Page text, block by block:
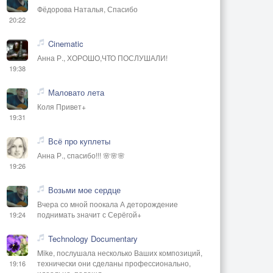
20:22
Фёдорова Наталья, Спасибо
19:38
Cinematic
Анна Р., ХОРОШО,ЧТО ПОСЛУШАЛИ!
19:31
Маловато лета
Коля Привет+
19:26
Всё про куплеты
Анна Р., спасибо!!! 🌸🌸🌸
19:24
Возьми мое сердце
Вчера со мной поокала А деторождение
поднимать значит с Серёгой+
19:16
Technology Documentary
Mike, послушала несколько Ваших композиций,
технически они сделаны профессионально,